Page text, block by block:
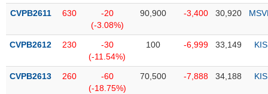
mục
Cổ
chi
tiết
CVPB2611 630
-20
(-3.08%)
90,900 -3,400 30,920
CVPB2612 230
-30
(-11.54%)
100 -6,999 33,149 KIS
CVPB2613 260
-60
(-18.75%)
70,500 -7,888 34,188 KIS
TIN
MỚI
Ngành